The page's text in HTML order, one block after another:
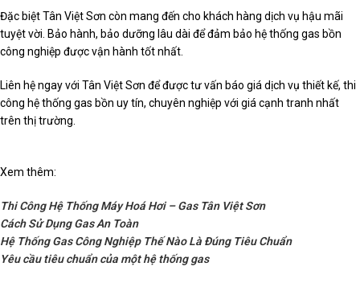
Đặc biệt Tân Việt Sơn còn mang đến cho khách hàng dịch vụ hậu mãi
tuyệt vời. Bảo hành, bảo dưỡng lâu dài để đảm bảo hệ thống gas bồn
công nghiệp được vận hành tốt nhất.
Liên hệ ngay với Tân Việt Sơn để được tư vấn báo giá dịch vụ thiết kế, thi
công hệ thống gas bồn uy tín, chuyên nghiệp với giá cạnh tranh nhất
trên thị trường.
Xem thêm:
Thi Công Hệ Thống Máy Hoá Hơi – Gas Tân Việt Sơn
Cách Sử Dụng Gas An Toàn
Hệ Thống Gas Công Nghiệp Thế Nào Là Đúng Tiêu Chuẩn
Yêu cầu tiêu chuẩn của một hệ thống gas